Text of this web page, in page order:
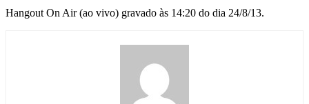
Hangout On Air (ao vivo) gravado às 14:20 do dia 24/8/13.